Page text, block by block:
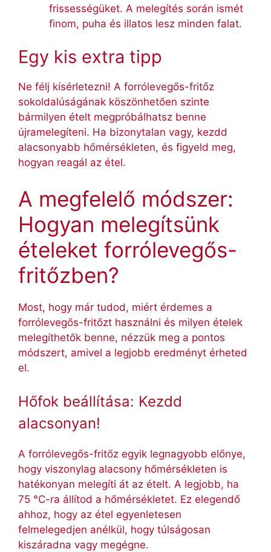
frissességüket. A melegítés során ismét
finom, puha és illatos lesz minden falat.
Egy kis extra tipp
Ne félj kísérletezni! A forrólevegős-fritőz
sokoldalúságának köszönhetően szinte
bármilyen ételt megpróbálhatsz benne
újramelegíteni. Ha bizonytalan vagy, kezdd
alacsonyabb hőmérsékleten, és figyeld meg,
hogyan reagál az étel.
A megfelelő módszer:
Hogyan melegítsünk
ételeket forrólevegős-
fritőzben?
Most, hogy már tudod, miért érdemes a
forrólevegős-fritőzt használni és milyen ételek
melegíthetők benne, nézzük meg a pontos
módszert, amivel a legjobb eredményt érheted
el.
Hőfok beállítása: Kezdd
alacsonyan!
A forrólevegős-fritőz egyik legnagyobb előnye,
hogy viszonylag alacsony hőmérsékleten is
hatékonyan melegíti át az ételt. A legjobb, ha
75 °C-ra állítod a hőmérsékletet. Ez elegendő
ahhoz, hogy az étel egyenletesen
felmelegedjen anélkül, hogy túlságosan
kiszáradna vagy megégne.